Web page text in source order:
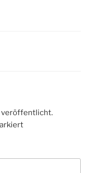
veröffentlicht.